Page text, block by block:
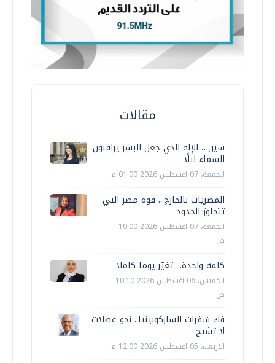
مقالات
سين… الإله الذي جعل البشر يراقبون
السماء ليلًا
الجمعة، 07 اغسطس 2026 01:00 م
المصريات بالخارج... قوة مصر التي
تتجاوز الحدود
الجمعة، 07 اغسطس 2026 10:00
ص
كلمة واحدة... تغيّر يوما كاملا
الخميس، 06 اغسطس 2026 10:10
ص
فك شفرات الساركوبينيا.. نحو عضلات
لا تشيخ
الأربعاء، 05 اغسطس 2026 12:00 م